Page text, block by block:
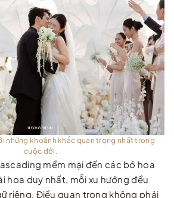
những khoảnh khắc quan trọng nhất trong
cuộc đời.
mềm mại đến các bó hoa
hoa duy nhất, mỗi xu hướng đều
riêng. Điều quan trọng không phải